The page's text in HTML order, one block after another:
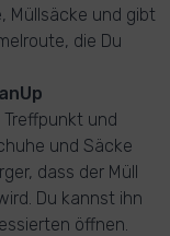
Müllsäcke und gibt
die Du
und
und Säcke
dass der Müll
Du kannst ihn
öffnen.